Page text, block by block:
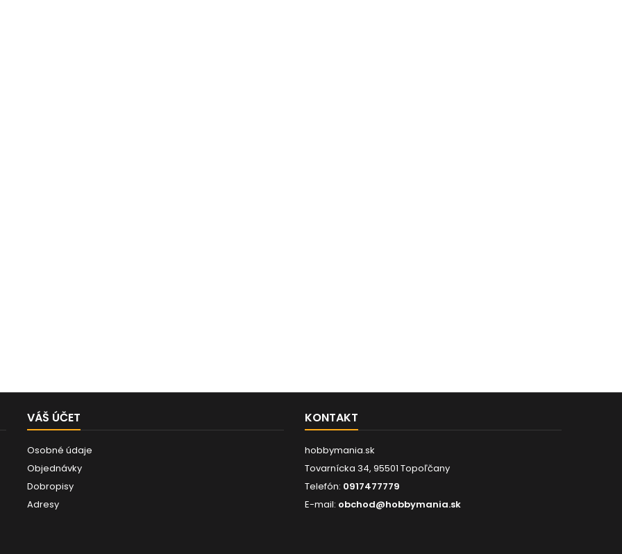
VÁŠ ÚČET
Osobné údaje
Objednávky
Dobropisy
Adresy
KONTAKT
hobbymania.sk
Tovarnícka 34, 95501 Topoľčany
Telefón: 0917477779
E-mail: obchod@hobbymania.sk